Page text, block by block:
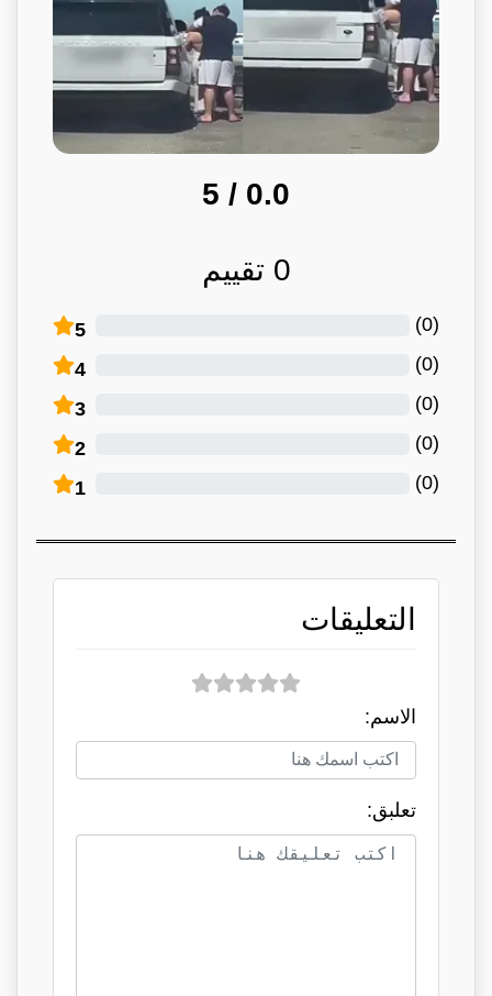
0.0
/ 5
0 تقييم
5 (
0
)
4 (
0
)
3 (
0
)
2 (
0
)
1 (
0
)
التعليقات
الاسم:
تعلبق: